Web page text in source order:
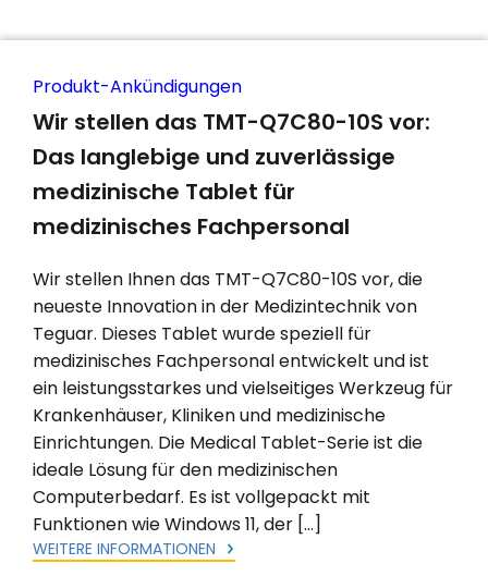
Produkt-Ankündigungen
Wir stellen das TMT-Q7C80-10S vor:
Das langlebige und zuverlässige
medizinische Tablet für
medizinisches Fachpersonal
Wir stellen Ihnen das TMT-Q7C80-10S vor, die
neueste Innovation in der Medizintechnik von
Teguar. Dieses Tablet wurde speziell für
medizinisches Fachpersonal entwickelt und ist
ein leistungsstarkes und vielseitiges Werkzeug für
Krankenhäuser, Kliniken und medizinische
Einrichtungen. Die Medical Tablet-Serie ist die
ideale Lösung für den medizinischen
Computerbedarf. Es ist vollgepackt mit
Funktionen wie Windows 11, der […]
WEITERE INFORMATIONEN